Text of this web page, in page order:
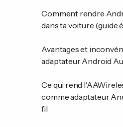
Comment rendre
dans ta voiture (guide
Avantages et
adaptateur Android
Ce qui rend
comme adaptateur
fil